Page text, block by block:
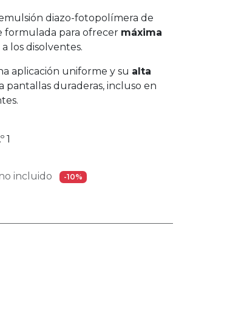
diazo-fotopolímera de
formulada para ofrecer máxima
los disolventes.
aplicación uniforme y su alta
pantallas duraderas, incluso en
1
incluido -10%